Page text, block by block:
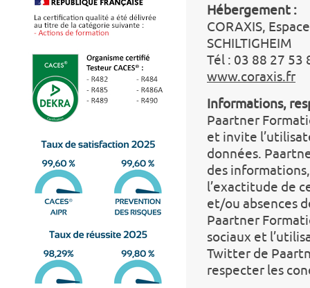
Hébergement :
CORAXIS,
SCHILTIGHEIM
Tél : 03 88 27 53
www.coraxis.fr
Informations,
Paartner
et invite
données.
des
l’exactitude de
et/ou absences
Paartner
sociaux et
Twitter de
respecter les